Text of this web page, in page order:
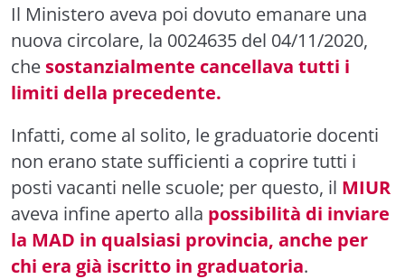
Il Ministero aveva poi dovuto emanare una
nuova circolare, la 0024635 del 04/11/2020,
che sostanzialmente cancellava tutti i
limiti della precedente.
Infatti, come al solito, le graduatorie docenti
non erano state sufficienti a coprire tutti i
posti vacanti nelle scuole; per questo, il MIUR
aveva infine aperto alla possibilità di inviare
la MAD in qualsiasi provincia, anche per
chi era già iscritto in graduatoria.